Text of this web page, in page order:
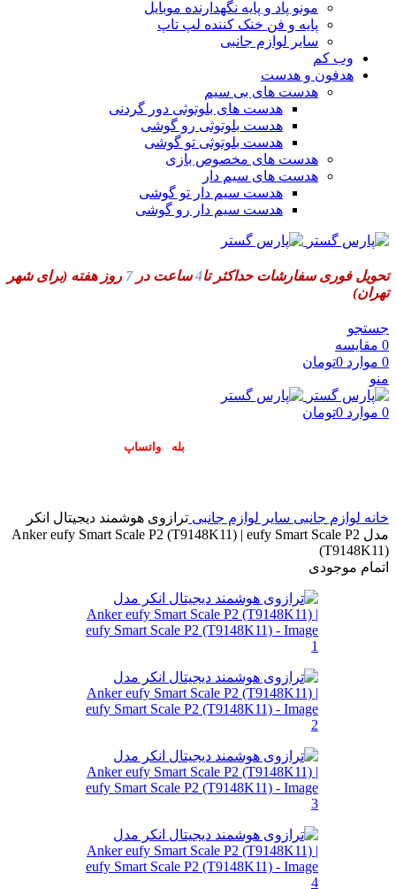
مونو پاد و پایه نگهدارنده موبایل
پایه و فن خنک کننده لپ تاپ
سایر لوازم جانبی
وب کم
هدفون و هدست
هدست های بی سیم
هدست های بلوتوثی دور گردنی
هدست بلوتوثی رو گوشی
هدست بلوتوثی تو گوشی
هدست های مخصوص بازی
هدست های سیم دار
هدست سیم دار تو گوشی
هدست سیم دار رو گوشی
تحویل فوری سفارشات حداکثر تا4ساعت در7 روز هفته (برای شهر
تهران)
جستجو
0 مقایسه
0 موارد 0تومان
منو
0 موارد 0تومان
بله واتساپ
خانه لوازم جانبی سایر لوازم جانبی ترازوی هوشمند دیجیتال انکر
مدل Anker eufy Smart Scale P2 (T9148K11) | eufy Smart Scale P2
(T9148K11)
اتمام موجودی